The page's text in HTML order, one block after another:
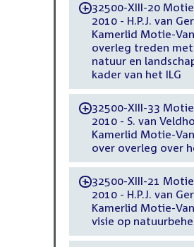
-32500-XIII-20
2010 - H.P.J. van
Kamerlid Motie-
overleg treden
natuur en
kader van het ILG
-32500-XIII-33
2010 - S. van
Kamerlid Motie-
over overleg over
-32500-XIII-21
2010 - H.P.J. van
Kamerlid Motie-
visie op